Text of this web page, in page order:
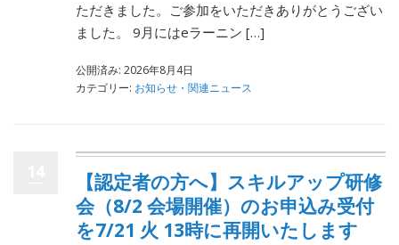
ただきました。ご参加をいただきありがとうござい
ました。 9月にはeラーニン […]
公開済み: 2026年8月4日
カテゴリー: お知らせ・関連ニュース
【認定者の方へ】スキルアップ研修
会（8/2 会場開催）のお申込み受付
を7/21 火 13時に再開いたします